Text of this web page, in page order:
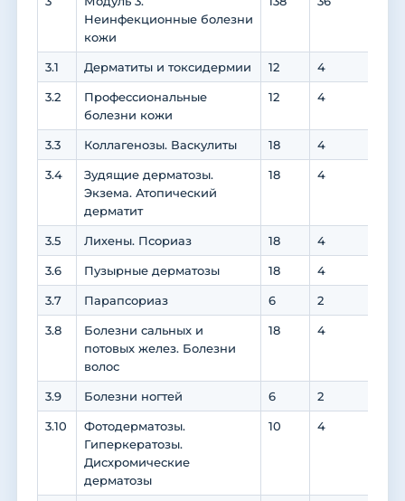
Неинфекционные болезни
кожи
3.1 Дерматиты и токсидермии 12 4
3.2
Профессиональные
болезни кожи
12 4
3.3 Коллагенозы. Васкулиты 18 4
3.4
Зудящие дерматозы.
Экзема. Атопический
дерматит
18 4
3.5 Лихены. Псориаз 18 4
3.6 Пузырные дерматозы 18 4
3.7 Парапсориаз 6 2
3.8
Болезни сальных и
потовых желез. Болезни
волос
18 4
3.9 Болезни ногтей 6 2
3.10
Фотодерматозы.
Гиперкератозы.
Дисхромические
дерматозы
10 4